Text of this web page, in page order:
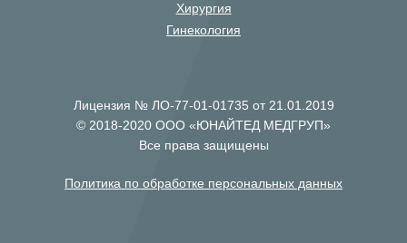
Хирургия
Гинекология
Лицензия № ЛО-77-01-01735 от 21.01.2019
© 2018-2020 ООО «ЮНАЙТЕД МЕДГРУП»
Все права защищены
Политика по обработке персональных данных